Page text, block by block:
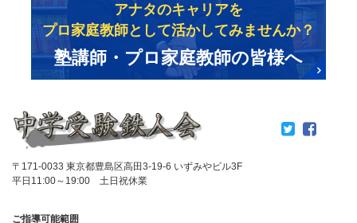
〒171-0033 東京都豊島区高田3-19-6 いずみやビル3F
平日11:00～19:00 土日祝休業
ご指導可能範囲
アナタのキャリアを
プロ家庭教師として活かしてみませんか？
塾講師・プロ家庭教師の皆様へ